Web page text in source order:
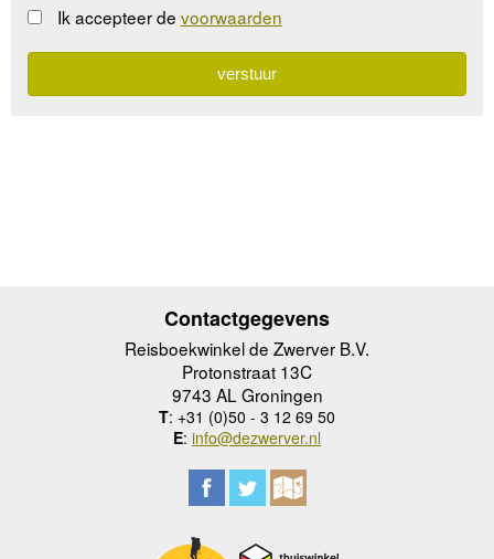
Ik accepteer de voorwaarden
Contactgegevens
Reisboekwinkel de Zwerver B.V.
Protonstraat 13C
9743 AL Groningen
T: +31 (0)50 - 3 12 69 50
E: info@dezwerver.nl